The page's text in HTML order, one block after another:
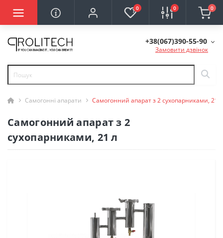
0 0 0
+38(067)390-55-90
Замовити дзвінок
Самогонні апарати Самогонний апарат з 2 сухопарниками, 21 л
Самогонний апарат з 2
сухопарниками, 21 л